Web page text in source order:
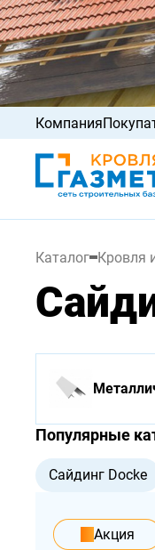
Компания
Каталог Кровля
Популярные
Сайдинг Docke
акция